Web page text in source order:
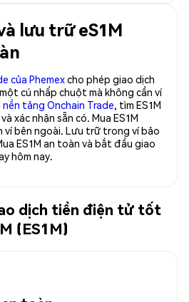
lưu trữ eS1M
của Phemexcho phép giao dịch
cú nhấp chuột mà không cần ví
nền tảng Onchain Trade, tìm ES1M
xác nhận sẵn có. Mua ES1M
ví bên ngoài. Lưu trữ trong ví bảo
ES1M an toàn và bắt đầu giao
hôm nay.
dịch tiền điện tử tốt
(ES1M)